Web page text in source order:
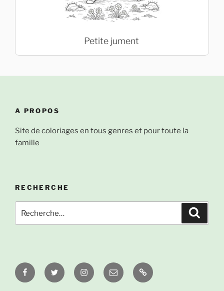
Petite jument
A PROPOS
Site de coloriages en tous genres et pour toute la
famille
RECHERCHE
pour
FacebookTwitter InstagramEmail
À
propos